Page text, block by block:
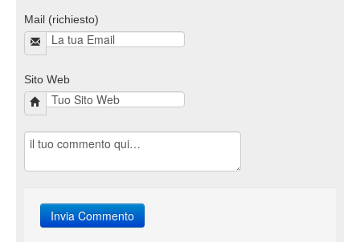
Mail (richiesto)
Sito Web